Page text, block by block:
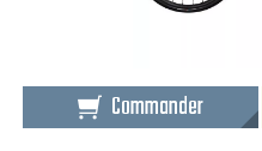
Commander